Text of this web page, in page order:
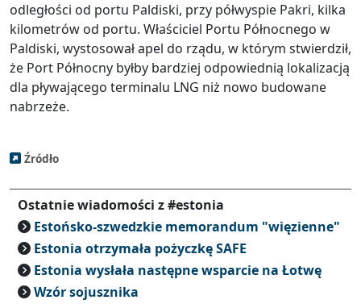
odległości od portu Paldiski, przy półwyspie Pakri, kilka
kilometrów od portu. Właściciel Portu Północnego w
Paldiski, wystosował apel do rządu, w którym stwierdził,
że Port Północny byłby bardziej odpowiednią lokalizacją
dla pływającego terminalu LNG niż nowo budowane
nabrzeże.
Źródło
Ostatnie wiadomości z #estonia
Estońsko-szwedzkie memorandum "więzienne"
Estonia otrzymała pożyczkę SAFE
Estonia wysłała następne wsparcie na Łotwę
Wzór sojusznika